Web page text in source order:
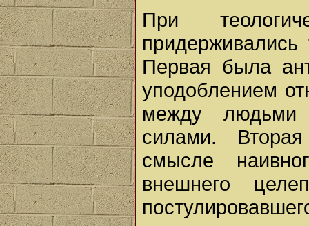
При
Первая была
уподоблением
между людьми
силами.
смысле
внешнего